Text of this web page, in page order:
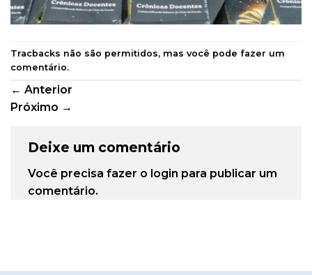
Tracbacks não são permitidos, mas você pode fazer um
comentário.
← Anterior
Próximo →
Deixe um comentário
Você precisa fazer o login para publicar um
comentário.